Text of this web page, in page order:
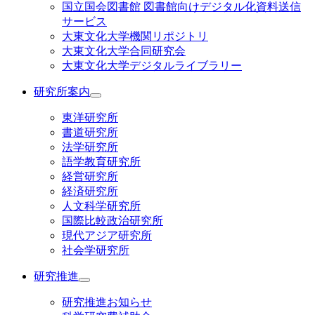
国立国会図書館 図書館向けデジタル化資料送信
サービス
大東文化大学機関リポジトリ
大東文化大学合同研究会
大東文化大学デジタルライブラリー
研究所案内
東洋研究所
書道研究所
法学研究所
語学教育研究所
経営研究所
経済研究所
人文科学研究所
国際比較政治研究所
現代アジア研究所
社会学研究所
研究推進
研究推進お知らせ